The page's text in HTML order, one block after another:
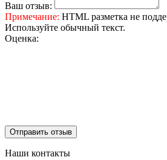
Ваш отзыв:
Примечание: HTML разметка не
Используйте обычный текст.
Оценка:
Отправить отзыв
Наши контакты